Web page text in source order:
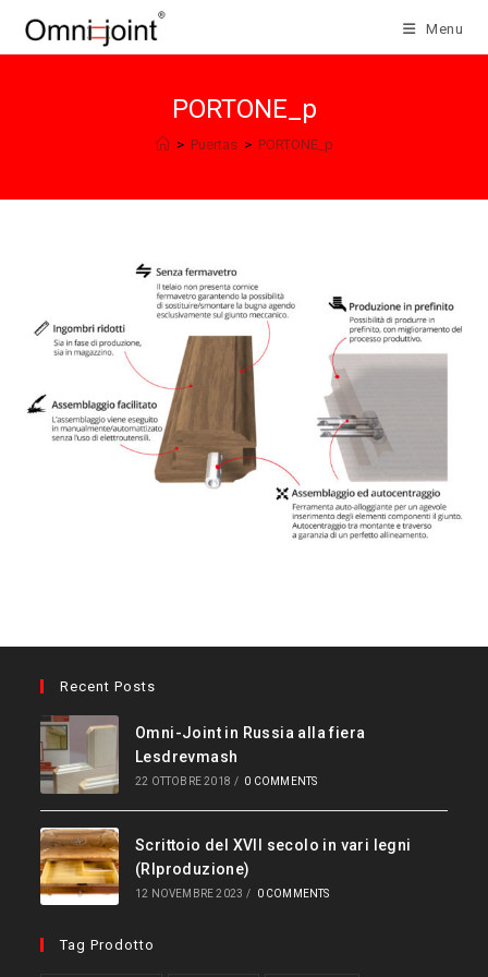
Menu
PORTONE_p
> Puertas > PORTONE_p
Recent Posts
Omni-Joint in Russia alla fiera
Lesdrevmash
22 OTTOBRE 2018 / 0 COMMENTS
Scrittoio del XVII secolo in vari legni
(RIproduzione)
12 NOVEMBRE 2023 / 0 COMMENTS
Tag Prodotto